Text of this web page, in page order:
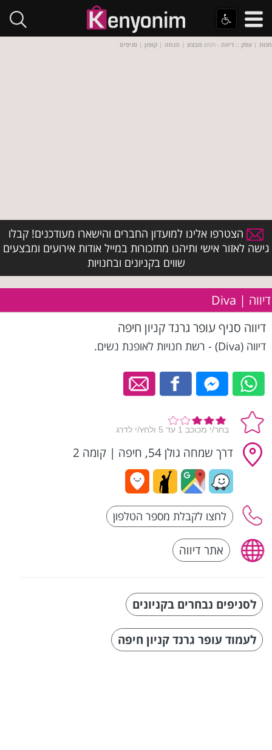
חנות | עסק :: דיווה - חפש מבצע | הנחה | קופון | סניפים
הצטרפו אלינו למועדון החברים והישארו מעודכנים! קבלו
גישה לאזור אישי ותיהנו מתזכורות במייל אודות אירועים ומבצעים
שווים בקניונים ובחנויות
דיווה | Diva
דיווה סניף עופר גרנד קניון חיפה
דיווה (Diva) - רשת חנויות לאופנת נשים.
דרך שמחה גולן 54, חיפה | קומה 2
אתר דיווה
לסניפים נבחרים בקניונים
לעמוד עופר גרנד קניון חיפה